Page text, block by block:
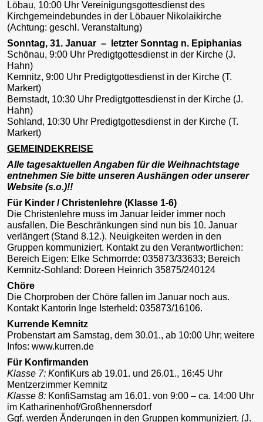
Löbau, 10:00 Uhr Vereinigungsgottesdienst des
Kirchgemeindebundes in der Löbauer Nikolaikirche
(Achtung: geschl. Veranstaltung)
Sonntag, 31. Januar – letzter Sonntag n. Epiphanias
Schönau, 9:00 Uhr Predigtgottesdienst in der Kirche (J.
Hahn)
Kemnitz, 9:00 Uhr Predigtgottesdienst in der Kirche (T.
Markert)
Bernstadt, 10:30 Uhr Predigtgottesdienst in der Kirche (J.
Hahn)
Sohland, 10:30 Uhr Predigtgottesdienst in der Kirche (T.
Markert)
GEMEINDEKREISE
Alle tagesaktuellen Angaben für die Weihnachtstage
entnehmen Sie bitte unseren Aushängen oder unserer
Website (s.o.)!!
Für Kinder / Christenlehre (Klasse 1-6)
Die Christenlehre muss im Januar leider immer noch
ausfallen. Die Beschränkungen sind nun bis 10. Januar
verlängert (Stand 8.12.). Neuigkeiten werden in den
Gruppen kommuniziert. Kontakt zu den Verantwortlichen:
Bereich Eigen: Elke Schmorrde: 035873/33633; Bereich
Kemnitz-Sohland: Doreen Heinrich 35875/240124
Chöre
Die Chorproben der Chöre fallen im Januar noch aus.
Kontakt Kantorin Inge Isterheld: 035873/16106.
Kurrende Kemnitz
Probenstart am Samstag, dem 30.01., ab 10:00 Uhr; weitere
Infos: www.kurren.de
Für Konfirmanden
Klasse 7: KonfiKurs ab 19.01. und 26.01., 16:45 Uhr
Mentzerzimmer Kemnitz
Klasse 8: KonfiSamstag am 16.01. von 9:00 – ca. 14:00 Uhr
im Katharinenhof/Großhennersdorf
Ggf. werden Änderungen in den Gruppen kommuniziert. (J.